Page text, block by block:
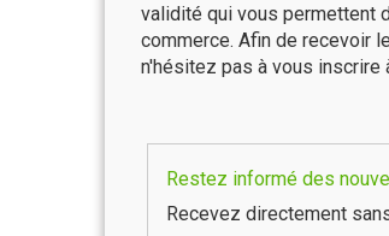
validité qui vous permettent
commerce. Afin de recevoir
n'hésitez pas à vous inscrire
Restez informé des
Recevez directement